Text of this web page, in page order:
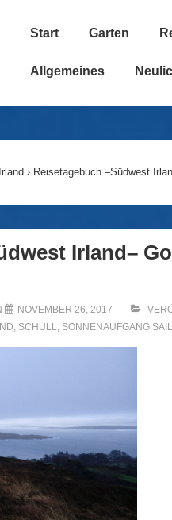
Main
Start Garten
Allgemeines
› Reisetagebuch –Südwest
Irland–
NOVEMBER 26, 2017
SCHULL SONNENAUFGANG